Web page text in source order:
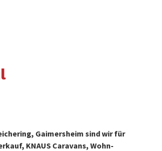
Gaimersheim sind wir für
KNAUS Caravans, Wohn-